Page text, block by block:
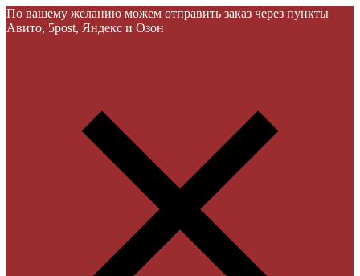
По вашему желанию можем отправить заказ через пункты
Авито, 5post, Яндекс и Озон